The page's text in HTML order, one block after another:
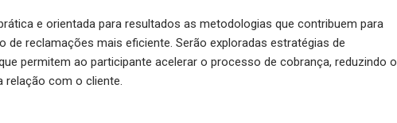
e orientada para resultados as metodologias que contribuem para
de reclamações mais eficiente. Serão exploradas estratégias de
permitem ao participante acelerar o processo de cobrança, reduzindo o
relação com o cliente.